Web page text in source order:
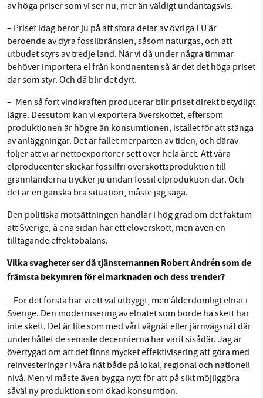
av höga priser som vi ser nu, mer än väldigt undantagsvis.
– Priset idag beror ju på att stora delar av övriga EU är
beroende av dyra fossilbränslen, såsom naturgas, och att
utbudet styrs av tredje land. När vi då under några timmar
behöver importera el från kontinenten så är det det höga priset
där som styr. Och då blir det dyrt.
– Men så fort vindkraften producerar blir priset direkt betydligt
lägre. Dessutom kan vi exportera överskottet, eftersom
produktionen är högre än konsumtionen, istället för att stänga
av anläggningar. Det är fallet merparten av tiden, och därav
följer att vi är nettoexportörer sett över hela året. Att våra
elproducenter skickar fossilfri överskottsproduktion till
grannländerna trycker ju undan fossil elproduktion där. Och
det är en ganska bra situation, måste jag säga.
Den politiska motsättningen handlar i hög grad om det faktum
att Sverige, å ena sidan har ett elöverskott, men även en
tilltagande effektobalans.
Vilka svagheter ser då tjänstemannen Robert Andrén som de
främsta bekymren för elmarknaden och dess trender?
– För det första har vi ett väl utbyggt, men ålderdomligt elnät i
Sverige. Den modernisering av elnätet som borde ha skett har
inte skett. Det är lite som med vårt vägnät eller järnvägsnät där
underhållet de senaste decennierna har varit sisådär. Jag är
övertygad om att det finns mycket effektivisering att göra med
reinvesteringar i våra nät både på lokal, regional och nationell
nivå. Men vi måste även bygga nytt för att på sikt möjliggöra
såväl ny produktion som ökad konsumtion.